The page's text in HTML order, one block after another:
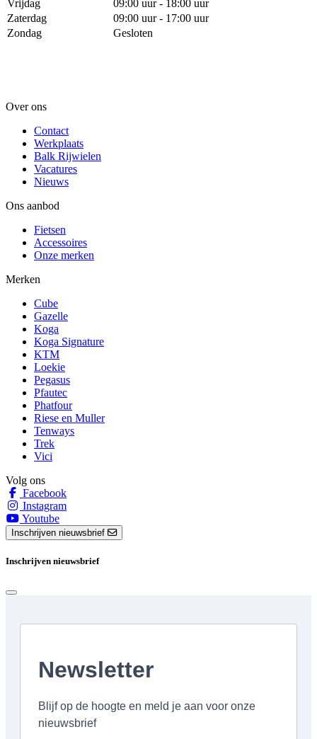
Vrijdag
09:00 uur - 18:00 uur
Zaterdag
09:00 uur - 17:00 uur
Zondag
Gesloten
Over ons
Contact
Werkplaats
Balk Rijwielen
Vacatures
Nieuws
Ons aanbod
Fietsen
Accessoires
Onze merken
Merken
Cube
Gazelle
Koga
Koga Signature
KTM
Loekie
Pegasus
Pfautec
Phatfour
Riese en Muller
Tenways
Trek
Vici
Volg ons
Facebook
Instagram
Youtube
Inschrijven nieuwsbrief
Inschrijven nieuwsbrief